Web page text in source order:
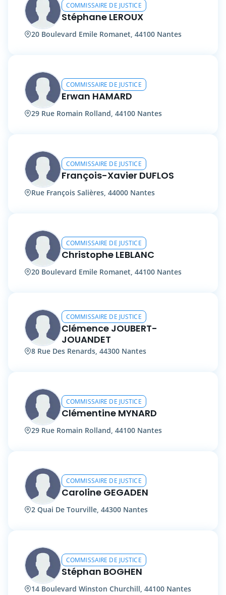
COMMISSAIRE DE JUSTICE
Stéphane LEROUX
20 Boulevard Emile Romanet, 44100 Nantes
COMMISSAIRE DE JUSTICE
Erwan HAMARD
29 Rue Romain Rolland, 44100 Nantes
COMMISSAIRE DE JUSTICE
François-Xavier DUFLOS
Rue François Salières, 44000 Nantes
COMMISSAIRE DE JUSTICE
Christophe LEBLANC
20 Boulevard Emile Romanet, 44100 Nantes
COMMISSAIRE DE JUSTICE
Clémence JOUBERT-
JOUANDET
8 Rue Des Renards, 44300 Nantes
COMMISSAIRE DE JUSTICE
Clémentine MYNARD
29 Rue Romain Rolland, 44100 Nantes
COMMISSAIRE DE JUSTICE
Caroline GEGADEN
2 Quai De Tourville, 44300 Nantes
COMMISSAIRE DE JUSTICE
Stéphan BOGHEN
14 Boulevard Winston Churchill, 44100 Nantes